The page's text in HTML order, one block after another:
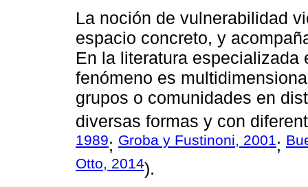
La noción de vulnerabilidad
espacio concreto, y
En la literatura
fenómeno es
grupos o comunidades en
diversas formas y con
1989; Groba y Fustinoni, 2001;
Otto, 2014).